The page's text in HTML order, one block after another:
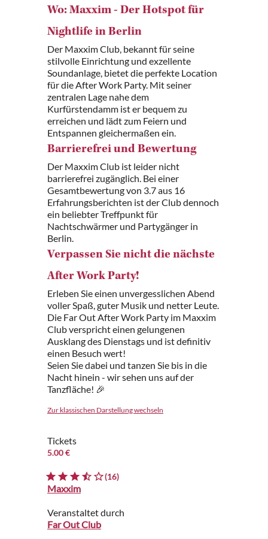
Wo: Maxxim - Der Hotspot für
Nightlife in Berlin
Der Maxxim Club, bekannt für seine
stilvolle Einrichtung und exzellente
Soundanlage, bietet die perfekte Location
für die After Work Party. Mit seiner
zentralen Lage nahe dem
Kurfürstendamm ist er bequem zu
erreichen und lädt zum Feiern und
Entspannen gleichermaßen ein.
Barrierefrei und Bewertung
Der Maxxim Club ist leider nicht
barrierefrei zugänglich. Bei einer
Gesamtbewertung von 3.7 aus 16
Erfahrungsberichten ist der Club dennoch
ein beliebter Treffpunkt für
Nachtschwärmer und Partygänger in
Berlin.
Verpassen Sie nicht die nächste
After Work Party!
Erleben Sie einen unvergesslichen Abend
voller Spaß, guter Musik und netter Leute.
Die Far Out After Work Party im Maxxim
Club verspricht einen gelungenen
Ausklang des Dienstags und ist definitiv
einen Besuch wert!
Seien Sie dabei und tanzen Sie bis in die
Nacht hinein - wir sehen uns auf der
Tanzfläche! 🎉
Zur klassischen Darstellung wechseln
Tickets
5.00 €
(16)
Maxxim
Veranstaltet durch
Far Out Club